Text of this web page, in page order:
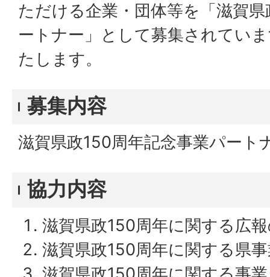
ただける企業・団体等を「滋賀
ートナー」として募集されてい
たします。
募集内容
滋賀県政150周年記念事業パート
協力内容
滋賀県政150周年に関する広
滋賀県政150周年に関する県